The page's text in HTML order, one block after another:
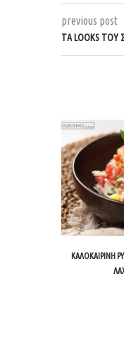
previous post
ΤΑ LOOKS ΤΟΥ
ΚΑΛΟΚΑΙΡΙΝΉ